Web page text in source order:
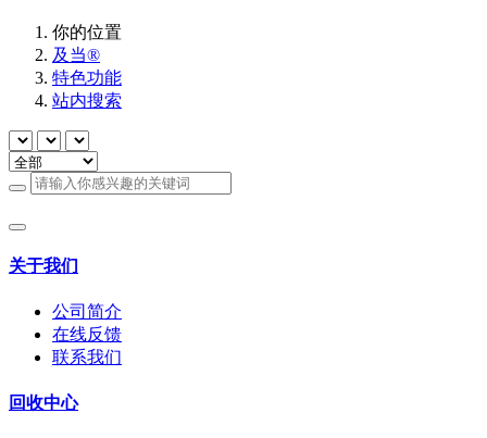
你的位置
及当®
特色功能
站内搜索
关于我们
公司简介
在线反馈
联系我们
回收中心